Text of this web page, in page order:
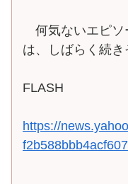
何気ないエピソ
は、しばらく続き
FLASH
https://